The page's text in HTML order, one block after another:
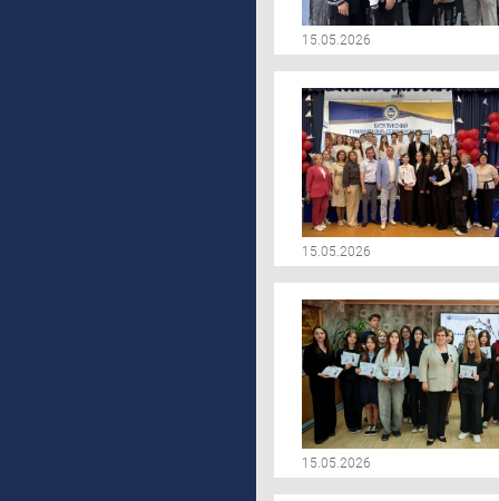
15.05.2026
15.05.2026
15.05.2026